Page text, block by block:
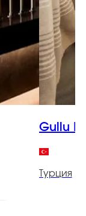
Gullu
Турция